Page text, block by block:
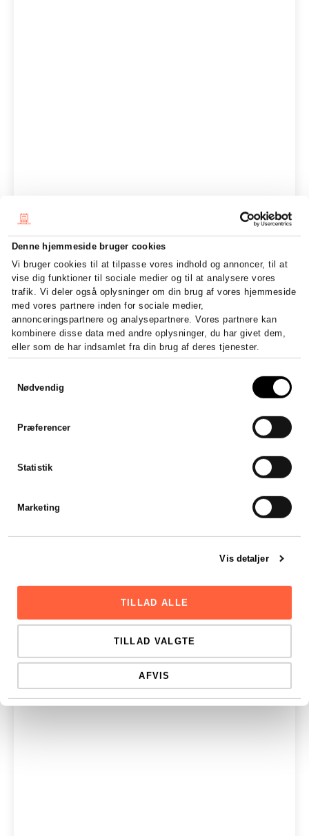
Denne hjemmeside bruger cookies
Vi bruger cookies til at tilpasse vores indhold og annoncer, til at
vise dig funktioner til sociale medier og til at analysere vores
trafik. Vi deler også oplysninger om din brug af vores hjemmeside
med vores partnere inden for sociale medier,
annonceringspartnere og analysepartnere. Vores partnere kan
kombinere disse data med andre oplysninger, du har givet dem,
eller som de har indsamlet fra din brug af deres tjenester.
Nødvendig
Præferencer
Statistik
Marketing
Vis detaljer
TILLAD ALLE
TILLAD VALGTE
AFVIS